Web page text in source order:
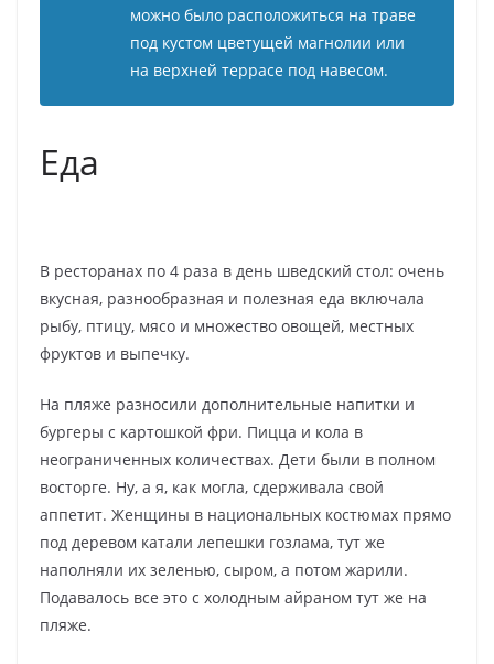
можно было расположиться на траве
под кустом цветущей магнолии или
на верхней террасе под навесом.
Еда
В ресторанах по 4 раза в день шведский стол: очень
вкусная, разнообразная и полезная еда включала
рыбу, птицу, мясо и множество овощей, местных
фруктов и выпечку.
На пляже разносили дополнительные напитки и
бургеры с картошкой фри. Пицца и кола в
неограниченных количествах. Дети были в полном
восторге. Ну, а я, как могла, сдерживала свой
аппетит. Женщины в национальных костюмах прямо
под деревом катали лепешки гозлама, тут же
наполняли их зеленью, сыром, а потом жарили.
Подавалось все это с холодным айраном тут же на
пляже.